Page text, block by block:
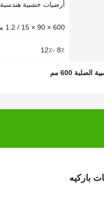
أرضيات خشبية هندسية
600 × 90 × 15 / 1.2 ملم
8٪ -12٪
600 مم
باركيه